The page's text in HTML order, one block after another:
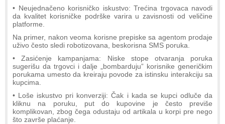
• Neujednačeno korisničko iskustvo: Trećina trgovaca navodi
da kvalitet korisničke podrške varira u zavisnosti od veličine
platforme.
Na primer, nakon veoma korisne prepiske sa agentom prodaje
uživo često sledi robotizovana, beskorisna SMS poruka.
• Zasićenje kampanjama: Niske stope otvaranja poruka
sugerišu da trgovci i dalje „bombarduju” korisnike generičkim
porukama umesto da kreiraju povode za istinsku interakciju sa
kupcima.
• Loše iskustvo pri konverziji: Čak i kada se kupci odluče da
kliknu na poruku, put do kupovine je često previše
komplikovan, zbog čega odustaju od artikala u korpi pre nego
što završe plaćanje.